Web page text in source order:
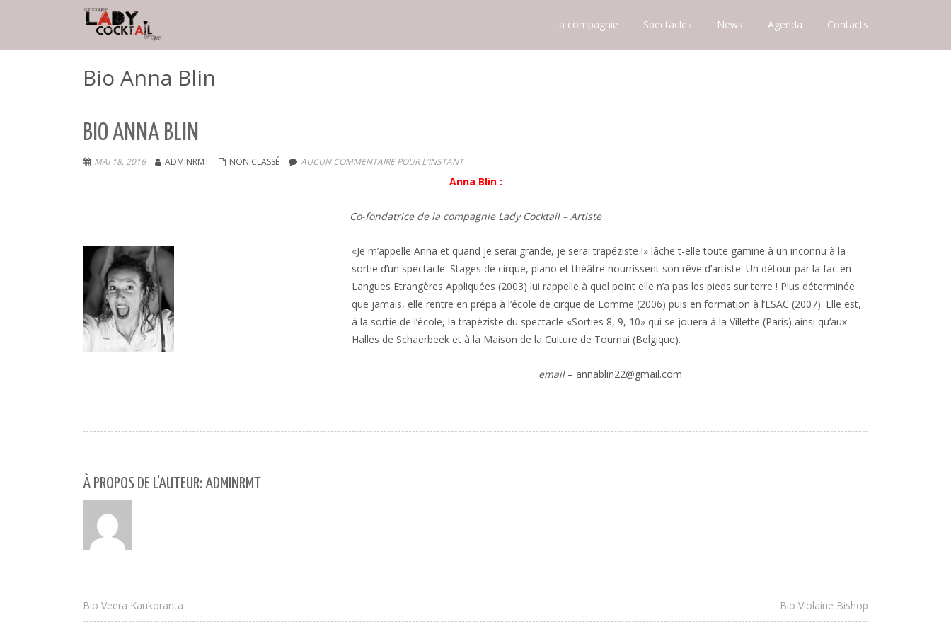
La compagnie Spectacles News Agenda Contacts
Bio Anna Blin
BIO ANNA BLIN
MAI 18, 2016 ADMINRMT NON CLASSÉ AUCUN COMMENTAIRE POUR L'INSTANT
Anna Blin :
Co-fondatrice de la compagnie Lady Cocktail – Artiste
«Je m’appelle Anna et quand je serai grande, je serai trapéziste !» lâche t-elle toute gamine à un inconnu à la
sortie d’un spectacle. Stages de cirque, piano et théâtre nourrissent son rêve d’artiste. Un détour par la fac en
Langues Etrangères Appliquées (2003) lui rappelle à quel point elle n’a pas les pieds sur terre ! Plus déterminée
que jamais, elle rentre en prépa à l’école de cirque de Lomme (2006) puis en formation à l’ESAC (2007). Elle est,
à la sortie de l’école, la trapéziste du spectacle «Sorties 8, 9, 10» qui se jouera à la Villette (Paris) ainsi qu’aux
Halles de Schaerbeek et à la Maison de la Culture de Tournai (Belgique).
email – annablin22@gmail.com
À PROPOS DE L'AUTEUR: ADMINRMT
Bio Veera Kaukoranta Bio Violaine Bishop